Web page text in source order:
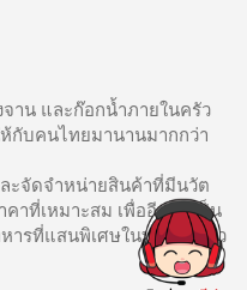
าน และก๊อกน้ำภายในครัว
ห้กับคนไทยมานานมากกว่า
ะจัดจำหน่ายสินค้าที่มีนวัต
าที่เหมาะสม เพื่ออีฟได้เป็น
ารที่แสนพิเศษในทุกห้องครัว